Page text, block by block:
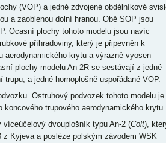
(VOP) a jedné zdvojené obdélníkové
a zaoblenou dolní hranou. Obě SOP jsou
Ocasní plochy tohoto modelu jsou navíc
příhradoviny, který je připevněn k
aerodynamického krytu a výrazně vyosen
plochy modelu An-2R se sestávají z jedné
a jedné hornoplošně uspořádané VOP.
Ostruhový podvozek tohoto modelu je
trupového aerodynamického krytu.
dvouplošník typu An-2 (Colt),
z Kyjeva a posléze polským závodem WSK